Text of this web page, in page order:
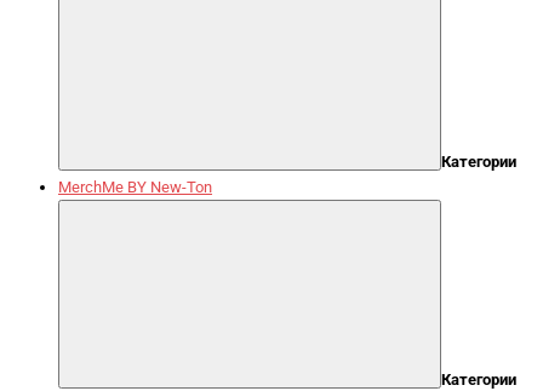
Категории
MerchMe BY New-Ton
Категории